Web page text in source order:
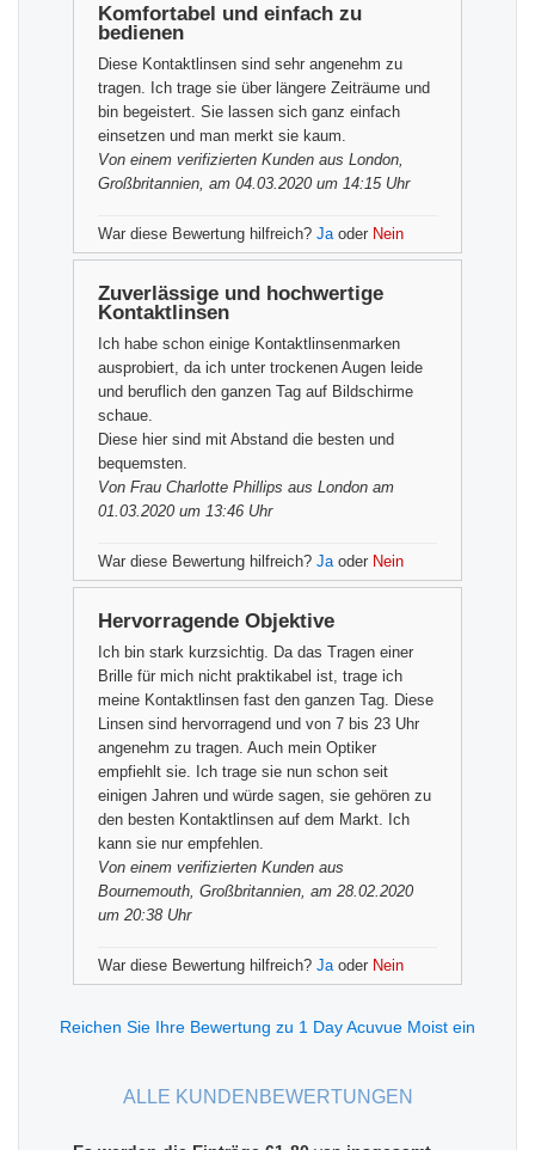
Komfortabel und einfach zu
bedienen
Diese Kontaktlinsen sind sehr angenehm zu
tragen. Ich trage sie über längere Zeiträume und
bin begeistert. Sie lassen sich ganz einfach
einsetzen und man merkt sie kaum.
Von einem verifizierten Kunden aus London,
Großbritannien, am 04.03.2020 um 14:15 Uhr
War diese Bewertung hilfreich? Ja oder Nein
Zuverlässige und hochwertige
Kontaktlinsen
Ich habe schon einige Kontaktlinsenmarken
ausprobiert, da ich unter trockenen Augen leide
und beruflich den ganzen Tag auf Bildschirme
schaue.
Diese hier sind mit Abstand die besten und
bequemsten.
Von Frau Charlotte Phillips aus London am
01.03.2020 um 13:46 Uhr
War diese Bewertung hilfreich? Ja oder Nein
Hervorragende Objektive
Ich bin stark kurzsichtig. Da das Tragen einer
Brille für mich nicht praktikabel ist, trage ich
meine Kontaktlinsen fast den ganzen Tag. Diese
Linsen sind hervorragend und von 7 bis 23 Uhr
angenehm zu tragen. Auch mein Optiker
empfiehlt sie. Ich trage sie nun schon seit
einigen Jahren und würde sagen, sie gehören zu
den besten Kontaktlinsen auf dem Markt. Ich
kann sie nur empfehlen.
Von einem verifizierten Kunden aus
Bournemouth, Großbritannien, am 28.02.2020
um 20:38 Uhr
War diese Bewertung hilfreich? Ja oder Nein
Reichen Sie Ihre Bewertung zu 1 Day Acuvue Moist ein
ALLE KUNDENBEWERTUNGEN